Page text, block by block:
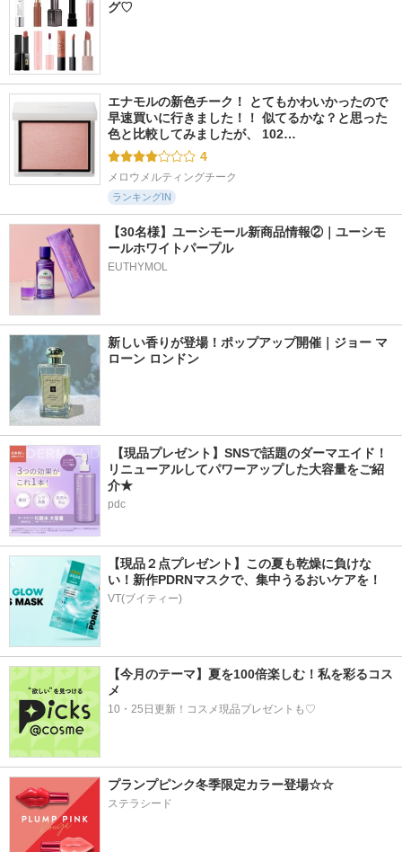
グ♡
エナモルの新色チーク！ とてもかわいかったので
早速買いに行きました！！ 似てるかな？と思った
色と比較してみましたが、 102…
4
メロウメルティングチーク
ランキングIN
【30名様】ユーシモール新商品情報②｜ユーシモ
ールホワイトパープル
EUTHYMOL
新しい香りが登場！ポップアップ開催｜ジョー マ
ローン ロンドン
【現品プレゼント】SNSで話題のダーマエイド！
リニューアルしてパワーアップした大容量をご紹
介★
pdc
【現品２点プレゼント】この夏も乾燥に負けな
い！新作PDRNマスクで、集中うるおいケアを！
VT(ブイティー)
【今月のテーマ】夏を100倍楽しむ！私を彩るコス
メ
10・25日更新！コスメ現品プレゼントも♡
プランプピンク冬季限定カラー登場☆☆
ステラシード